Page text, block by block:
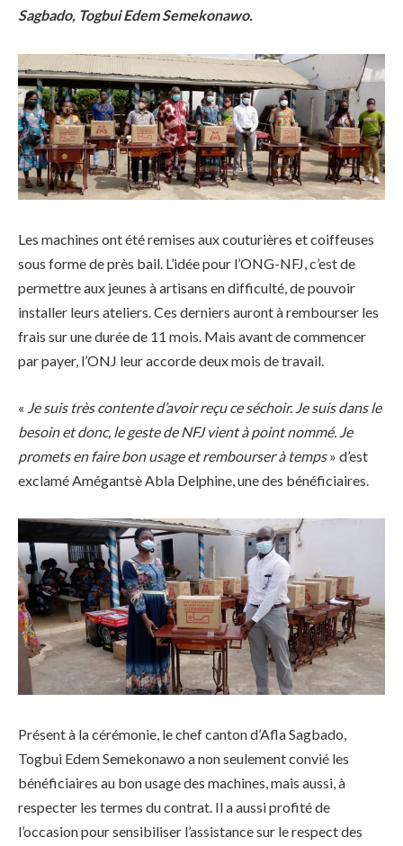
Sagbado, Togbui Edem Semekonawo.
Les machines ont été remises aux couturières et coiffeuses
sous forme de près bail. L’idée pour l’ONG-NFJ, c’est de
permettre aux jeunes à artisans en difficulté, de pouvoir
installer leurs ateliers. Ces derniers auront à rembourser les
frais sur une durée de 11 mois. Mais avant de commencer
par payer, l’ONJ leur accorde deux mois de travail.
« Je suis très contente d’avoir reçu ce séchoir. Je suis dans le
besoin et donc, le geste de NFJ vient à point nommé. Je
promets en faire bon usage et rembourser à temps» d’est
exclamé Amégantsè Abla Delphine, une des bénéficiaires.
Présent à la cérémonie, le chef canton d’Afla Sagbado,
Togbui Edem Semekonawo a non seulement convié les
bénéficiaires au bon usage des machines, mais aussi, à
respecter les termes du contrat. Il a aussi profité de
l’occasion pour sensibiliser l’assistance sur le respect des